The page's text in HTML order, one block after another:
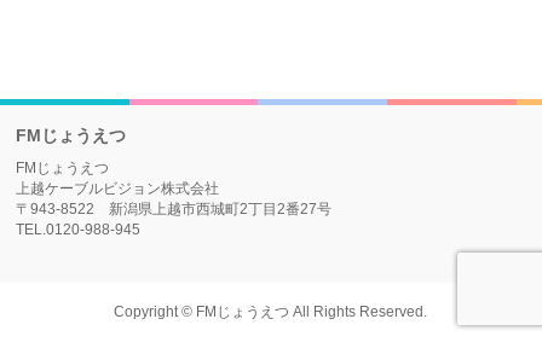
FMじょうえつ
FMじょうえつ
上越ケーブルビジョン株式会社
〒943-8522 新潟県上越市西城町2丁目2番27号
TEL.0120-988-945
Copyright © FMじょうえつ All Rights Reserved.